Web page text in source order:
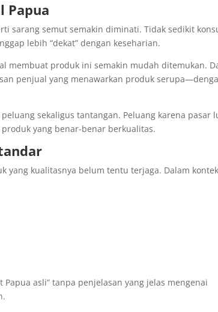
Papua
sarang semut semakin diminati. Tidak sedikit
lebih “dekat” dengan keseharian.
membuat produk ini semakin mudah ditemukan.
penjual yang menawarkan produk
sekaligus tantangan. Peluang karena pasar
yang benar-benar berkualitas.
yang kualitasnya belum tentu terjaga. Dalam
asli” tanpa penjelasan yang jelas mengenai